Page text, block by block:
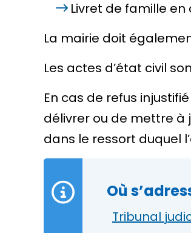
Livret de famille en
La mairie doit
Les actes d’état civil
En cas de refus
délivrer ou de mettre à
dans le ressort duquel
Où
Tribunal